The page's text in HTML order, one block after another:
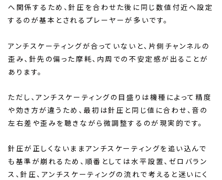
へ関係するため、針圧を合わせた後に同じ数値付近へ設定
するのが基本とされるプレーヤーが多いです。
アンチスケーティングが合っていないと、片側チャンネルの
歪み、針先の偏った摩耗、内周での不安定感が出ることが
あります。
ただし、アンチスケーティングの目盛りは機種によって精度
や効き方が違うため、最初は針圧と同じ値に合わせ、音の
左右差や歪みを聴きながら微調整するのが現実的です。
針圧が正しくないままアンチスケーティングを追い込んで
も基準が崩れるため、順番としては水平設置、ゼロバラン
ス、針圧、アンチスケーティングの流れで考えると迷いにく